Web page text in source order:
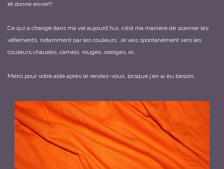
et donne envie!!!
Ce qui a changé dans ma vie aujourd’hui, c’est ma manière de scanner les
vêtements, notamment par les couleurs. Je vais spontanément vers les
couleurs chaudes, camels, rouges, oranges, or…
Merci pour votre aide après le rendez-vous, lorsque j’en ai eu besoin.